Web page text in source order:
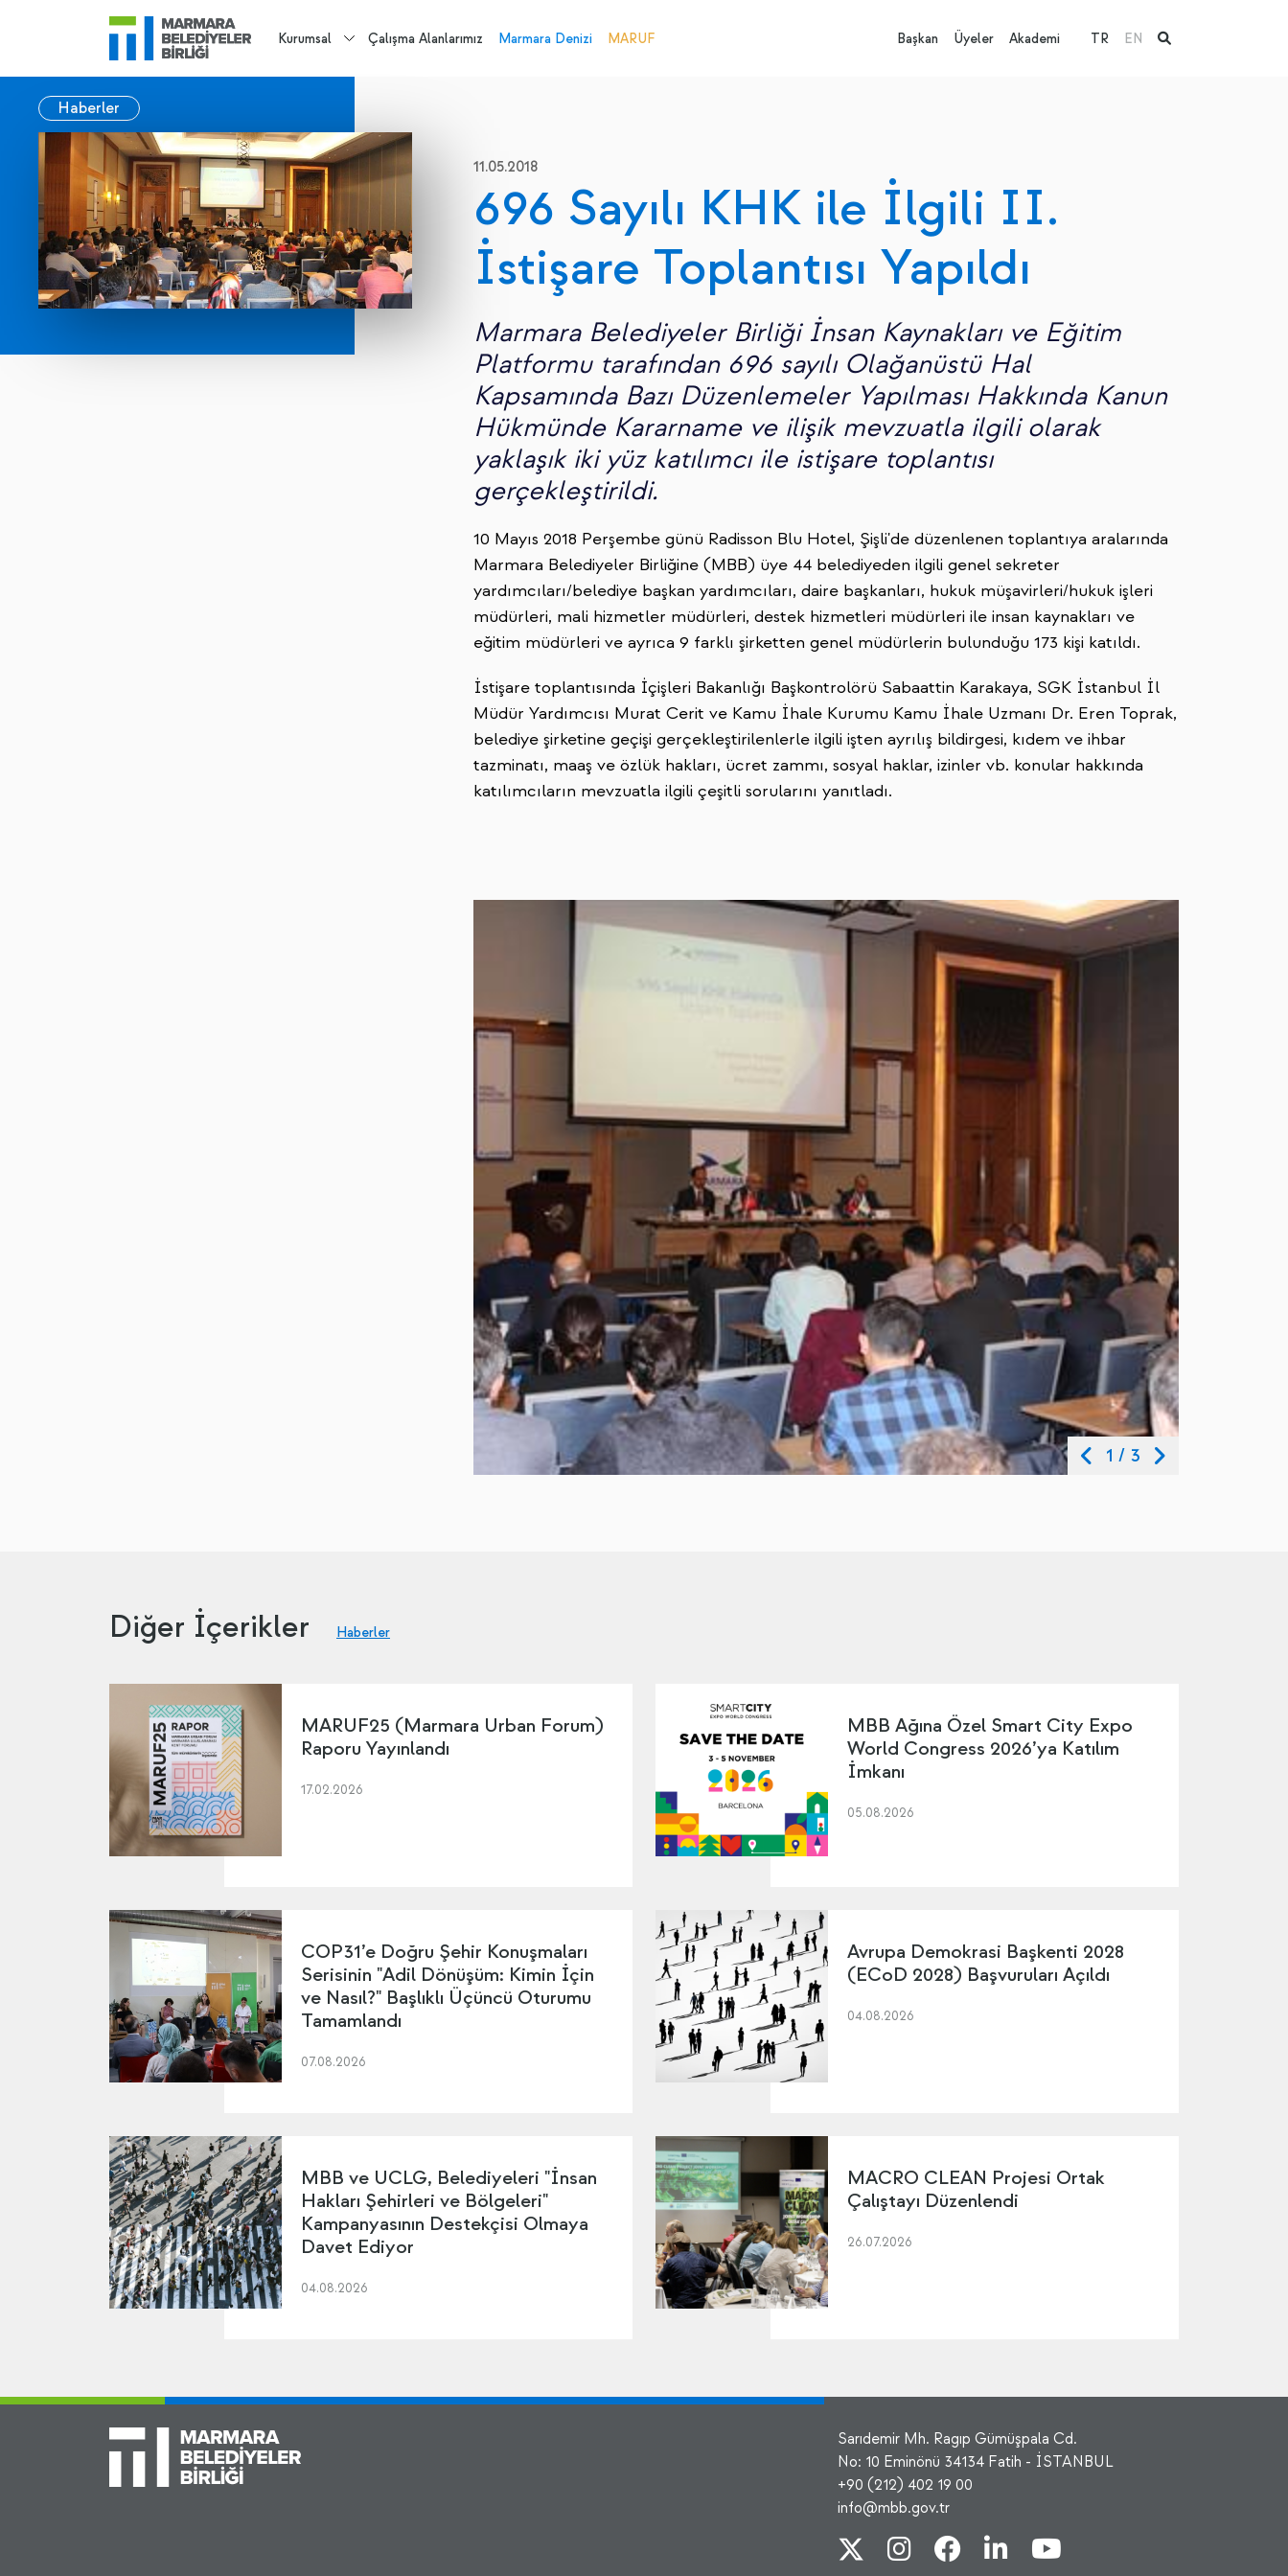
Kurumsal Çalışma Alanlarımız Marmara Denizi MARUF Başkan Üyeler Akademi TR EN
Haberler
11.05.2018
696 Sayılı KHK ile İlgili II.
İstişare Toplantısı Yapıldı
Marmara Belediyeler Birliği İnsan Kaynakları ve Eğitim
Platformu tarafından 696 sayılı Olağanüstü Hal
Kapsamında Bazı Düzenlemeler Yapılması Hakkında Kanun
Hükmünde Kararname ve ilişik mevzuatla ilgili olarak
yaklaşık iki yüz katılımcı ile istişare toplantısı
gerçekleştirildi.
10 Mayıs 2018 Perşembe günü Radisson Blu Hotel, Şişli'de düzenlenen toplantıya aralarında
Marmara Belediyeler Birliğine (MBB) üye 44 belediyeden ilgili genel sekreter
yardımcıları/belediye başkan yardımcıları, daire başkanları, hukuk müşavirleri/hukuk işleri
müdürleri, mali hizmetler müdürleri, destek hizmetleri müdürleri ile insan kaynakları ve
eğitim müdürleri ve ayrıca 9 farklı şirketten genel müdürlerin bulunduğu 173 kişi katıldı.
İstişare toplantısında İçişleri Bakanlığı Başkontrolörü Sabaattin Karakaya, SGK İstanbul İl
Müdür Yardımcısı Murat Cerit ve Kamu İhale Kurumu Kamu İhale Uzmanı Dr. Eren Toprak,
belediye şirketine geçişi gerçekleştirilenlerle ilgili işten ayrılış bildirgesi, kıdem ve ihbar
tazminatı, maaş ve özlük hakları, ücret zammı, sosyal haklar, izinler vb. konular hakkında
katılımcıların mevzuatla ilgili çeşitli sorularını yanıtladı.
1 / 3
Diğer İçerikler Haberler
MARUF25 (Marmara Urban Forum)
Raporu Yayınlandı
17.02.2026
MBB Ağına Özel Smart City Expo
World Congress 2026’ya Katılım
İmkanı
05.08.2026
COP31’e Doğru Şehir Konuşmaları
Serisinin "Adil Dönüşüm: Kimin İçin
ve Nasıl?" Başlıklı Üçüncü Oturumu
Tamamlandı
07.08.2026
Avrupa Demokrasi Başkenti 2028
(ECoD 2028) Başvuruları Açıldı
04.08.2026
MBB ve UCLG, Belediyeleri "İnsan
Hakları Şehirleri ve Bölgeleri"
Kampanyasının Destekçisi Olmaya
Davet Ediyor
04.08.2026
MACRO CLEAN Projesi Ortak
Çalıştayı Düzenlendi
26.07.2026
Sarıdemir Mh. Ragıp Gümüşpala Cd.
No: 10 Eminönü 34134 Fatih - İSTANBUL
+90 (212) 402 19 00
info@mbb.gov.tr